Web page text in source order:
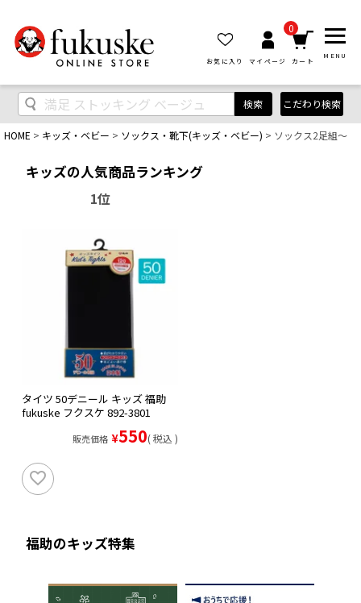
お気に入り マイページ
0
カート
MENU
検索 こだわり検索
HOME キッズ・ベビー ソックス・靴下(キッズ・ベビー) ソックス2足組～
キッズの人気商品ランキング
タイツ 50デニール キッズ 福助
fukuske フクスケ 892-3801
販売価格 ¥550 税込
福助のキッズ特集